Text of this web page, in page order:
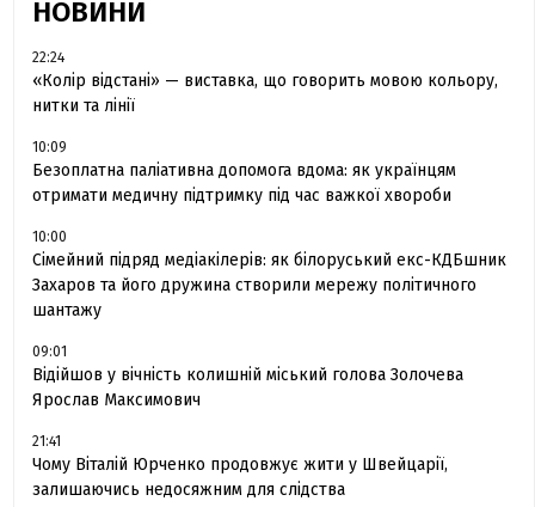
НОВИНИ
22:24
«Колір відстані» — виставка, що говорить мовою кольору,
нитки та лінії
10:09
Безоплатна паліативна допомога вдома: як українцям
отримати медичну підтримку під час важкої хвороби
10:00
Сімейний підряд медіакілерів: як білоруський екс-КДБшник
Захаров та його дружина створили мережу політичного
шантажу
09:01
Відійшов у вічність колишній міський голова Золочева
Ярослав Максимович
21:41
Чому Віталій Юрченко продовжує жити у Швейцарії,
залишаючись недосяжним для слідства